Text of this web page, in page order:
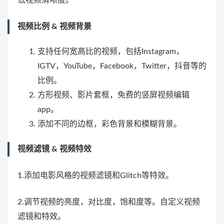
视频比例 & 视频背景
支持任何宽高比的视频，包括Instagram，
IGTV，YouTube，Facebook，Twitter，抖音等的
比例。
方形视频、影片套框，免费的竖屏视频编辑
app。
添加不同的边框，彩色背景和模糊背景。
视频滤镜 & 视频特效
1.添加电影风格的视频滤镜和Glitch等特效。
2.调节视频的亮度，对比度，饱和度等。自定义视频
滤镜和特效。